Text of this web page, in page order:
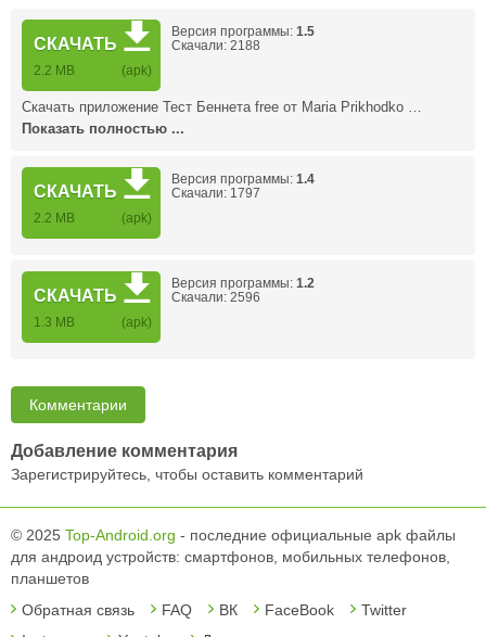
СКАЧАТЬ
2.2 MB (apk)
Версия программы: 1.5
Скачали: 2188
Скачать приложение Тест Беннета free от Maria Prikhodko …
Показать полностью ...
СКАЧАТЬ
2.2 MB (apk)
Версия программы: 1.4
Скачали: 1797
СКАЧАТЬ
1.3 MB (apk)
Версия программы: 1.2
Скачали: 2596
Комментарии
Добавление комментария
Зарегистрируйтесь, чтобы оставить комментарий
© 2025 Top-Android.org - последние официальные apk файлы
для андроид устройств: смартфонов, мобильных телефонов,
планшетов
Обратная связь
FAQ ВК FaceBook
Twitter